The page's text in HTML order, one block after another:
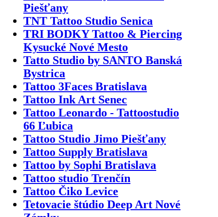
Piešťany
TNT Tattoo Studio Senica
TRI BODKY Tattoo & Piercing
Kysucké Nové Mesto
Tatto Studio by SANTO Banská
Bystrica
Tattoo 3Faces Bratislava
Tattoo Ink Art Senec
Tattoo Leonardo - Tattoostudio
66 Ľubica
Tattoo Studio Jimo Piešťany
Tattoo Supply Bratislava
Tattoo by Sophi Bratislava
Tattoo studio Trenčín
Tattoo Čiko Levice
Tetovacie štúdio Deep Art Nové